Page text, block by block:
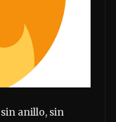
anillo, sin